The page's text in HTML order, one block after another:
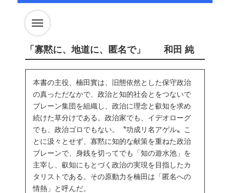
「寡黙に、地道に、匿名で」 和田 純
本書の主役、楠田實は、旧態依然とした保守政治
の真っただなかで、政治と知的社会とをつないで
ブレーン集団を組織し、政治に理念と叡知を求め
続けた草分けである。政治家でも、イデオローグ
でも、政治ゴロでもない。〝功成リ名アゲル〟こ
とに汲々とせず、寡黙に知的な献策を重ねた政治
ブレーンで、身銭を切ってでも「知の遊水池」を
主宰し、叡知にもとづく政治の実現を目指したカ
タリストである。その原動力を楠田は「匿名への
情熱」と呼んだ。